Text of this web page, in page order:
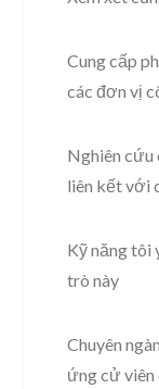
Cung cấp
các đơn vị
Nghiên cứu
liên kết với
Kỹ năng tôi
trò này
Chuyên
ứng cử viên